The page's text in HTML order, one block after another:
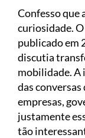
Confesso que
curiosidade.
publicado em
discutia
mobilidade. A
das conversas
empresas,
justamente
tão